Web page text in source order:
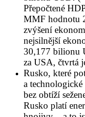
Přepočtené
MMF hodnotu
zvýšení
nejsilnější
30,177 bilionu
za USA, čtvrtá
Rusko, které
a
bez obtíží
Rusko platí